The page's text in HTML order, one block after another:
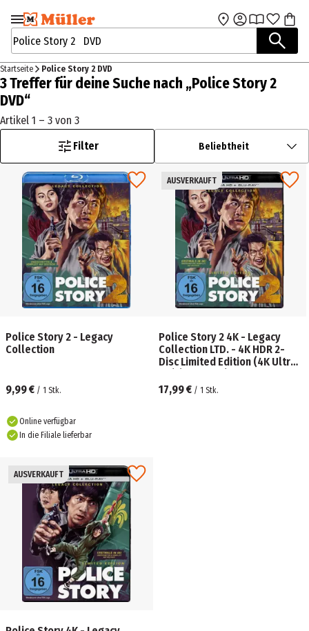
Zur Navigation
springen
Zum Hauptinhalt
Suchbegriffe / Artikelnummer
Startseite Police Story 2 DVD
3 Treffer für deine Suche nach „Police Story 2
DVD“
Artikel 1 – 3 von 3
Filter
Beliebtheit
Police Story 2 - Legacy
Collection
9,99 € / 1 Stk.
Online verfügbar
In die Filiale lieferbar
AUSVERKAUFT
Police Story 2 4K - Legacy
Collection LTD. - 4K HDR 2-
Disc Limited Edition (4K Ultra
17,99 € / 1 Stk.
AUSVERKAUFT